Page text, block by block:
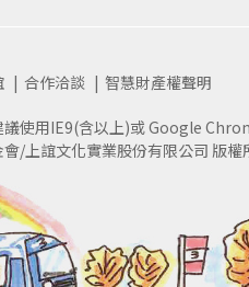
合作洽談 智慧財產權聲明
議使用IE9(含以上)或 Google
會/上誼文化實業股份有限公司 版